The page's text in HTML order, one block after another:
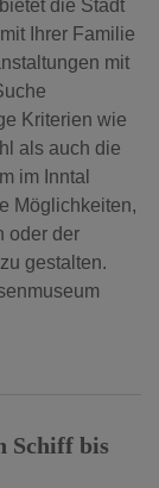
die Stadt
Ihrer Familie
mit
Kriterien wie
als auch die
im Inntal
Möglichkeiten,
oder der
gestalten.
Schiff bis